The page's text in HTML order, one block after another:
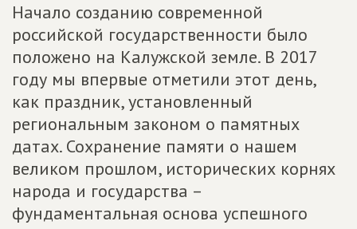
Начало созданию современной
российской государственности было
положено на Калужской земле. В 2017
году мы впервые отметили этот день,
как праздник, установленный
региональным законом о памятных
датах. Сохранение памяти о нашем
великом прошлом, исторических корнях
народа и государства –
фундаментальная основа успешного